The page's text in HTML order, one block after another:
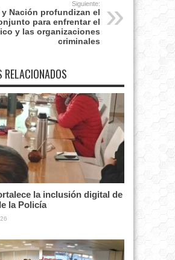
Siguiente:
Nación profundizan el
para enfrentar el
y las organizaciones
criminales
la inclusión digital de
la Policía